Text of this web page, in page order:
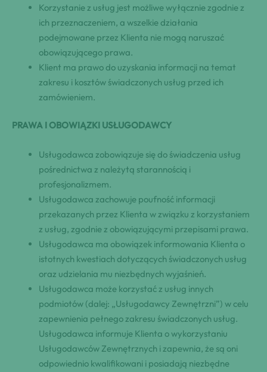
Korzystanie z usług jest możliwe wyłącznie zgodnie z
ich przeznaczeniem, a wszelkie działania
podejmowane przez Klienta nie mogą naruszać
obowiązującego prawa.
Klient ma prawo do uzyskania informacji na temat
zakresu i kosztów świadczonych usług przed ich
zamówieniem.
PRAWA I OBOWIĄZKI USŁUGODAWCY
Usługodawca zobowiązuje się do świadczenia usług
pośrednictwa z należytą starannością i
profesjonalizmem.
Usługodawca zachowuje poufność informacji
przekazanych przez Klienta w związku z korzystaniem
z usług, zgodnie z obowiązującymi przepisami prawa.
Usługodawca ma obowiązek informowania Klienta o
istotnych kwestiach dotyczących świadczonych usług
oraz udzielania mu niezbędnych wyjaśnień.
Usługodawca może korzystać z usług innych
podmiotów (dalej: „Usługodawcy Zewnętrzni”) w celu
zapewnienia pełnego zakresu świadczonych usług.
Usługodawca informuje Klienta o wykorzystaniu
Usługodawców Zewnętrznych i zapewnia, że są oni
odpowiednio kwalifikowani i posiadają niezbędne